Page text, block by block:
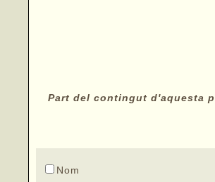
Part del contingut d'aquesta
Nom